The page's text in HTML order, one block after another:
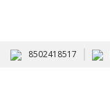
8502418517